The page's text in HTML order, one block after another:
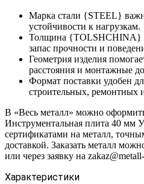
Марка стали {STEEL}
устойчивости к нагрузкам.
Толщина {TOLSHCHINA}
запас прочности и
Геометрия изделия
расстояния и монтажные
Формат поставки удобен
строительных, ремонтных
В «Весь металл» можно
Инструментальная плита 40 мм
сертификатами на металл,
доставкой. Заказать металл
или через заявку на
Характеристики